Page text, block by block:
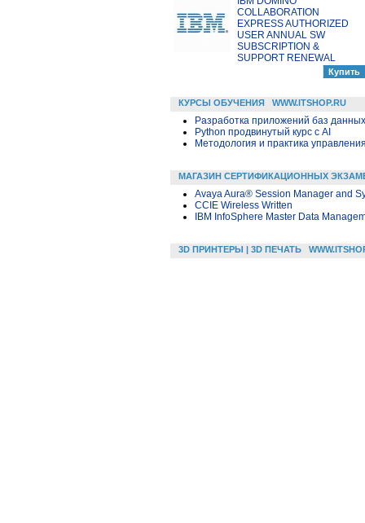
COLLABORATION
EXPRESS AUTHORIZED
USER ANNUAL SW
SUBSCRIPTION &
SUPPORT RENEWAL
КУРСЫ ОБУЧЕНИЯ WWW.ITSHOP.RU
Разработка приложений баз
Python продвинутый курс с AI
Методология и практика
МАГАЗИН СЕРТИФИКАЦИОННЫХ
Avaya Aura® Session Manager and
CCIE Wireless Written
IBM InfoSphere Master Data
3D ПРИНТЕРЫ | 3D ПЕЧАТЬ